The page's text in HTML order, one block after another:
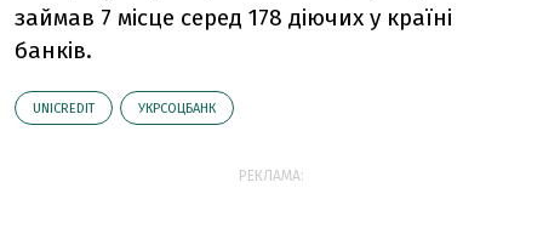
займав 7 місце серед 178 діючих у країні
банків.
UNICREDIT УКРСОЦБАНК
РЕКЛАМА: